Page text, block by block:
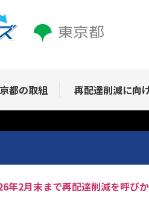
都の取組 再配達削減に向
年2月末まで再配達削減を呼び